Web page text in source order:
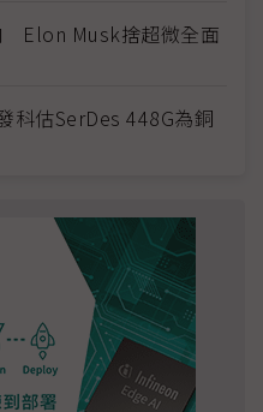
Elon Musk捨超微全面
估SerDes 448G為銅